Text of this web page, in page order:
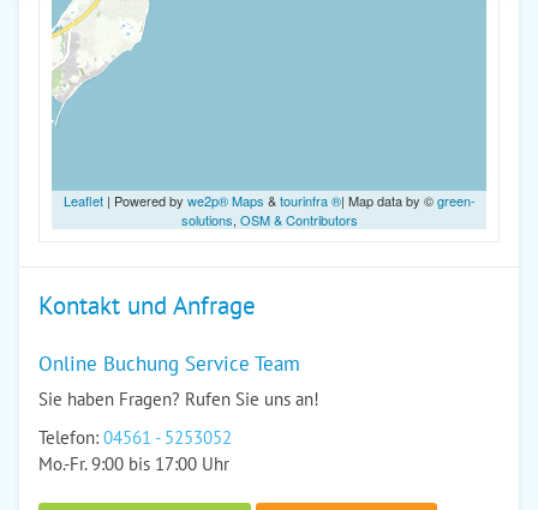
Leaflet| Powered by we2p® Maps &tourinfra ®| Map data by ©green-
solutions, OSM & Contributors
Kontakt und Anfrage
Online Buchung Service Team
Sie haben Fragen? Rufen Sie uns an!
Telefon: 04561 - 5253052
Mo.-Fr. 9:00 bis 17:00 Uhr